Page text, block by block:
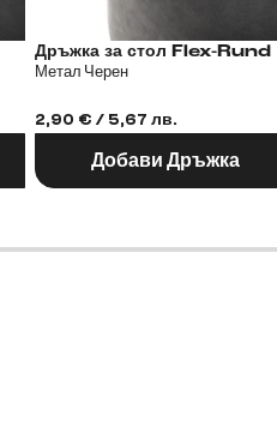
Дръжка за стол Flex-Rund
Метал Черен
2,90 € / 5,67 лв.
Добави Дръжка